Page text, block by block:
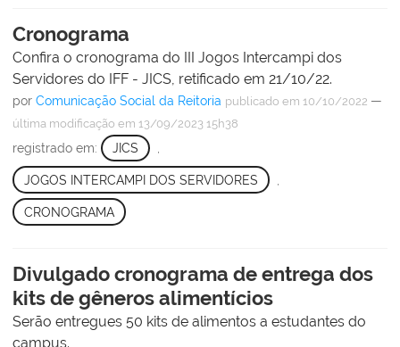
Cronograma
Confira o cronograma do III Jogos Intercampi dos
Servidores do IFF - JICS, retificado em 21/10/22.
por Comunicação Social da Reitoria publicado em 10/10/2022 —
última modificação em 13/09/2023 15h38
registrado em: JICS
JOGOS INTERCAMPI DOS SERVIDORES
CRONOGRAMA
Divulgado cronograma de entrega dos
kits de gêneros alimentícios
Serão entregues 50 kits de alimentos a estudantes do
campus.